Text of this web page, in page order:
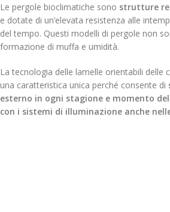
Le pergole bioclimatiche sono strutture
e dotate di un’elevata resistenza alle
del tempo. Questi modelli di pergole non
formazione di muffa e umidità.
La tecnologia delle lamelle orientabili delle
una caratteristica unica perché consente di
esterno in ogni stagione e momento
con i sistemi di illuminazione anche